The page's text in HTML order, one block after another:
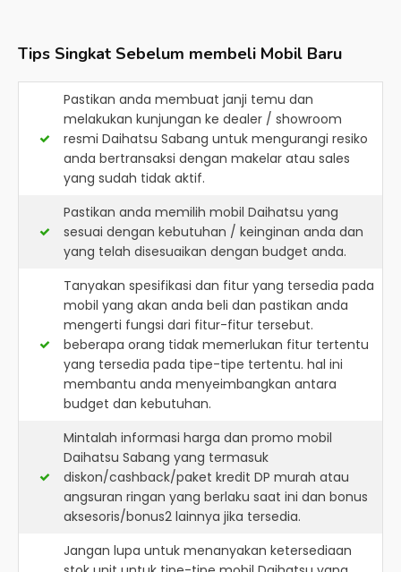
Tips Singkat Sebelum membeli Mobil Baru
Pastikan anda membuat janji temu dan
melakukan kunjungan ke dealer / showroom
resmi Daihatsu Sabang untuk mengurangi resiko
anda bertransaksi dengan makelar atau sales
yang sudah tidak aktif.
Pastikan anda memilih mobil Daihatsu yang
sesuai dengan kebutuhan / keinginan anda dan
yang telah disesuaikan dengan budget anda.
Tanyakan spesifikasi dan fitur yang tersedia pada
mobil yang akan anda beli dan pastikan anda
mengerti fungsi dari fitur-fitur tersebut.
beberapa orang tidak memerlukan fitur tertentu
yang tersedia pada tipe-tipe tertentu. hal ini
membantu anda menyeimbangkan antara
budget dan kebutuhan.
Mintalah informasi harga dan promo mobil
Daihatsu Sabang yang termasuk
diskon/cashback/paket kredit DP murah atau
angsuran ringan yang berlaku saat ini dan bonus
aksesoris/bonus2 lainnya jika tersedia.
Jangan lupa untuk menanyakan ketersediaan